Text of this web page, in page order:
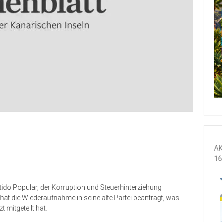
Popular, der Korruption und Steuerhinterziehung
die Wiederaufnahme in seine alte Partei beantragt, was
mitgeteilt hat.